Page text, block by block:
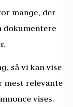
mange, der
dokumentere
så vi kan vise
mest relevante
vises.